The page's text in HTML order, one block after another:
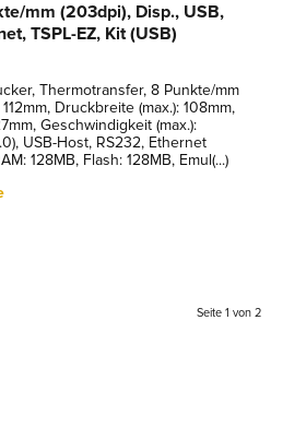
mm (203dpi), Disp., USB,
TSPL-EZ, Kit (USB)
Thermotransfer, 8 Punkte/mm
Druckbreite (max.): 108mm,
Geschwindigkeit (max.):
USB-Host, RS232, Ethernet
128MB, Flash: 128MB, Emul(...)
Seite 1 von 2